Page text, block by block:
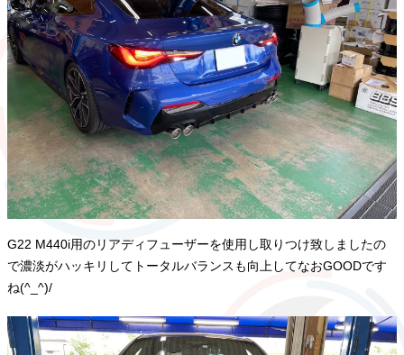
G22 M440i用のリアディフューザーを使用し取りつけ致しましたの
で濃淡がハッキリしてトータルバランスも向上してなおGOODです
ね(^_^)/